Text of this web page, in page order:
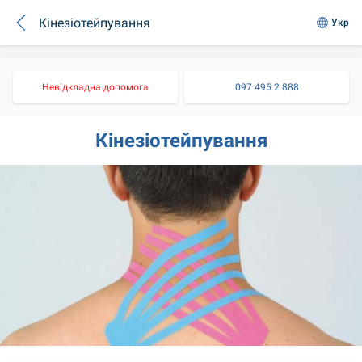
Кінезіотейпування Укр
Невідкладна допомога 097 495 2 888
Кінезіотейпування